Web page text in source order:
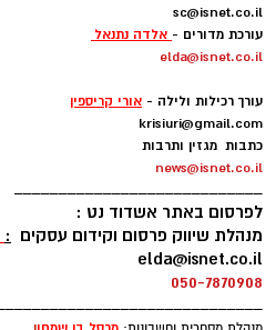
sc@isnet.co.il
עורכת מדורים - אלדה נתנאל
elda@isnet.co.il
עורך רכילות ולילה - אורי קריספין
krisiuri@gmail.com
כתבות מגזין ותרבות
news@isnet.co.il
לפרסום באתר אשדוד נט :
מנהלת שיווק פרסום וקידום עסקים :
elda@isnet.co.il
050-7870908